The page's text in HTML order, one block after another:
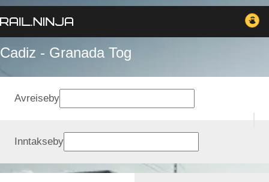
Cadiz - Granada Tog
Avreiseby
Inntakseby